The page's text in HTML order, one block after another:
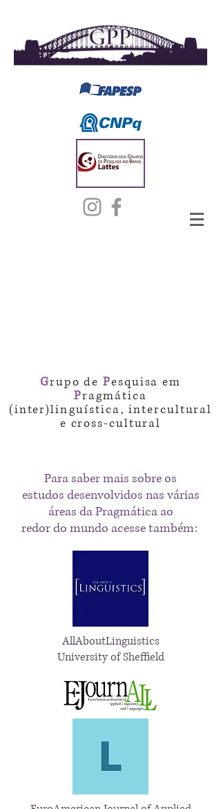
Grupo dePesquisa em
Pragmática
(inter)linguística, intercultural
e cross-cultural
Para saber mais sobre os
estudos desenvolvidos nas várias
áreas da Pragmática ao
redor do mundo acesse também:
AllAboutLinguistics
University of Sheffield